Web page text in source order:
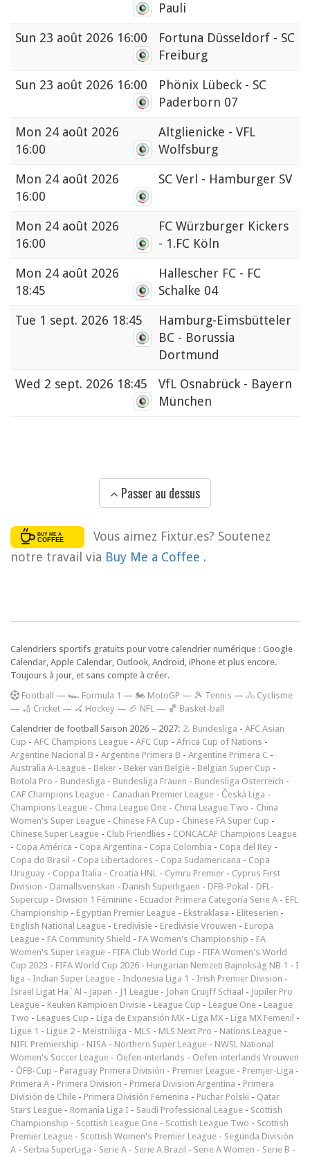
Pauli
Sun 23 août 2026 16:00
Fortuna Düsseldorf - SC
Freiburg
Sun 23 août 2026 16:00
Phönix Lübeck - SC
Paderborn 07
Mon 24 août 2026
16:00
Altglienicke - VFL
Wolfsburg
Mon 24 août 2026
16:00
SC Verl - Hamburger SV
Mon 24 août 2026
16:00
FC Würzburger Kickers
- 1.FC Köln
Mon 24 août 2026
18:45
Hallescher FC - FC
Schalke 04
Tue 1 sept. 2026 18:45
Hamburg-Eimsbütteler
BC - Borussia
Dortmund
Wed 2 sept. 2026 18:45
VfL Osnabrück - Bayern
München
Passer au dessus
Vous aimez Fixtur.es? Soutenez
notre travail via Buy Me a Coffee .
Calendriers sportifs gratuits pour votre calendrier numérique : Google
Calendar, Apple Calendar, Outlook, Android, iPhone et plus encore.
Toujours à jour, et sans compte à créer.
Football — 🏎️ Formula 1 — 🏍 MotoGP — 🎾 Tennis — 🚴 Cyclisme
— 🏏 Cricket — 🏑 Hockey — 🏈 NFL — 🏀 Basket-ball
Calendrier de football Saison 2026 – 2027: 2. Bundesliga - AFC Asian
Cup - AFC Champions League - AFC Cup - Africa Cup of Nations -
Argentine Nacional B - Argentine Primera B - Argentine Primera C -
Australia A-League - Beker - Beker van België - Belgian Super Cup -
Botola Pro - Bundesliga - Bundesliga Frauen - Bundesliga Österreich -
CAF Champions League - Canadian Premier League - Česká Liga -
Champions League - China League One - China League Two - China
Women's Super League - Chinese FA Cup - Chinese FA Super Cup -
Chinese Super League - Club Friendlies - CONCACAF Champions League
- Copa América - Copa Argentina - Copa Colombia - Copa del Rey -
Copa do Brasil - Copa Libertadores - Copa Sudamericana - Copa
Uruguay - Coppa Italia - Croatia HNL - Cymru Premier - Cyprus First
Division - Damallsvenskan - Danish Superligaen - DFB-Pokal - DFL-
Supercup - Division 1 Féminine - Ecuador Primera Categoría Serie A - EFL
Championship - Egyptian Premier League - Ekstraklasa - Eliteserien -
English National League - Eredivisie - Eredivisie Vrouwen - Europa
League - FA Community Shield - FA Women's Championship - FA
Women's Super League - FIFA Club World Cup - FIFA Women's World
Cup 2023 - FIFA World Cup 2026 - Hungarian Nemzeti Bajnokság NB 1 - I
liga - Indian Super League - Indonesia Liga 1 - Irish Premier Division -
Israel Ligat Ha`Al - Japan - J1 League - Johan Cruijff Schaal - Jupiler Pro
League - Keuken Kampioen Divisie - League Cup - League One - League
Two - Leagues Cup - Liga de Expansión MX - Liga MX - Liga MX Femenil -
Ligue 1 - Ligue 2 - Meistriliiga - MLS - MLS Next Pro - Nations League -
NIFL Premiership - NISA - Northern Super League - NWSL National
Women's Soccer League - Oefen-interlands - Oefen-interlands Vrouwen
- ÖFB-Cup - Paraguay Primera División - Premier League - Premjer-Liga -
Primera A - Primera Division - Primera Division Argentina - Primera
División de Chile - Primera División Femenina - Puchar Polski - Qatar
Stars League - Romania Liga I - Saudi Professional League - Scottish
Championship - Scottish League One - Scottish League Two - Scottish
Premier League - Scottish Women's Premier League - Segunda División
A - Serbia SuperLiga - Serie A - Serie A Brazil - Serie A Women - Serie B -